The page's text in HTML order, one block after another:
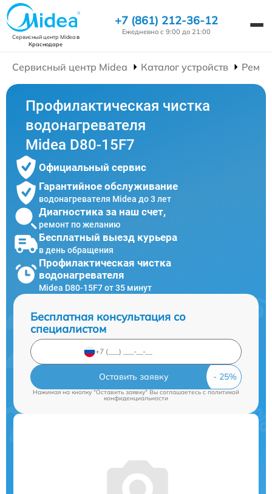
Сервисный центр Mideaв
Краснодаре
+7 (861) 212-36-12
Ежедневно с 9:00 до 21:00
Сервисный центр Midea Каталог устройств
Профилактическая чистка
водонагревателя
Midea D80-15F7
Официальный сервис
Гарантийное обслуживание
водонагревателя Midea до 3 лет
Диагностика за наш счет,
ремонт по желанию
Бесплатный выезд курьера
в день обращения
Профилактическая чистка
водонагревателя
Midea D80-15F7 от 35 минут
Бесплатная консультация со
специалистом
Оставить заявку
Нажимая на кнопку "Оставить заявку" Вы соглашаетесь cполитикой
конфиденциальности